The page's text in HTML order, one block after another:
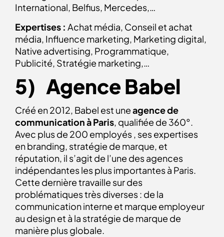
International, Belfius, Mercedes,…
Expertises : Achat média, Conseil et achat
média, Influence marketing, Marketing digital,
Native advertising, Programmatique,
Publicité, Stratégie marketing,…
5) Agence Babel
Créé en 2012, Babel est uneagence de
communication à Paris, qualifiée de 360°.
Avec plus de 200 employés , ses expertises
en branding, stratégie de marque, et
réputation, il s’agit de l’une des agences
indépendantes les plus importantes à Paris.
Cette dernière travaille sur des
problématiques très diverses : de la
communication interne et marque employeur
au design et à la stratégie de marque de
manière plus globale.